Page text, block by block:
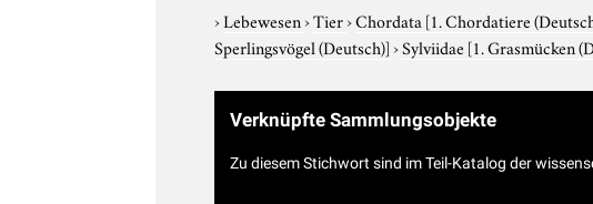
›Lebewesen›Tier›Chordata [1. Chordatiere
Sperlingsvögel (Deutsch)]›Sylviidae [1. Grasmücken
Verknüpfte Sammlungsobjekte
Zu diesem Stichwort sind im Teil-Katalog der